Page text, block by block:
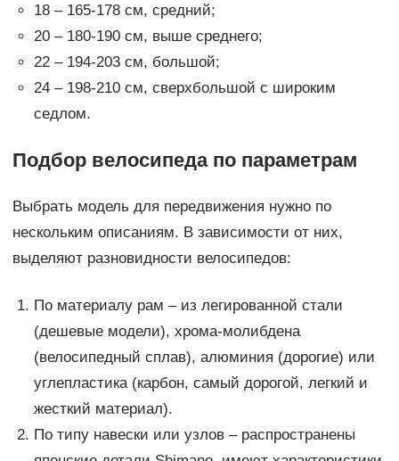
18 – 165-178 см, средний;
20 – 180-190 см, выше среднего;
22 – 194-203 см, большой;
24 – 198-210 см, сверхбольшой с широким
седлом.
Подбор велосипеда по параметрам
Выбрать модель для передвижения нужно по
нескольким описаниям. В зависимости от них,
выделяют разновидности велосипедов:
По материалу рам – из легированной стали
(дешевые модели), хрома-молибдена
(велосипедный сплав), алюминия (дорогие) или
углепластика (карбон, самый дорогой, легкий и
жесткий материал).
По типу навески или узлов – распространены